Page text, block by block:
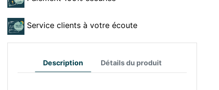
Service clients à votre écoute
Description Détails du produit